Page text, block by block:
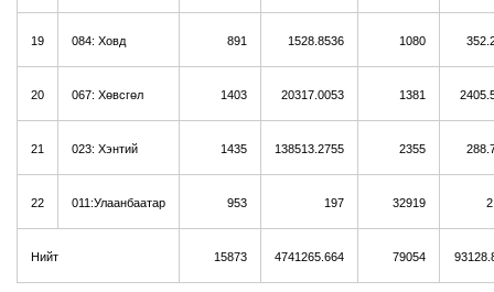
19 084: Ховд 891 1528.8536 1080
20 067: Хөвсгөл 1403 20317.0053 1381
21 023: Хэнтий 1435 138513.2755 2355
22 011:Улаанбаатар 953 197 32919
Нийт 15873 4741265.664 79054